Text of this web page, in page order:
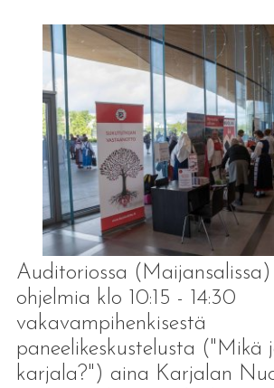
Auditoriossa
ohjelmia klo 10:15 - 14:30
vakavampihenkisestä
paneelikeskustelusta ("Mikä
karjala?") aina Karjalan